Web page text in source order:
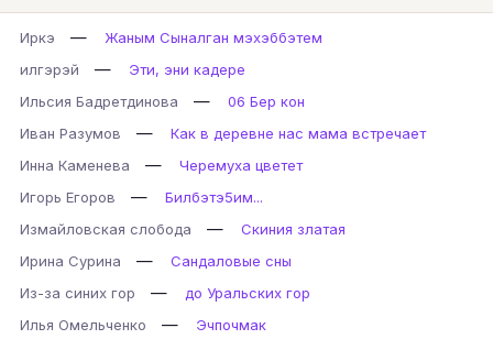
Иркэ —
Жаным Сыналган мэхэббэтем
илгэрэй
—
Эти, эни кадере
Ильсия Бадретдинова
—
06 Бер кон
Иван Разумов
—
Как в деревне нас мама встречает
Инна Каменева
—
Черемуха цветет
Игорь Егоров
—
Билбэтэ5им...
Измайловская слобода
—
Скиния златая
Ирина Сурина
—
Сандаловые сны
Из-за синих гор
—
до Уральских гор
Илья Омельченко
— Эчпочмак